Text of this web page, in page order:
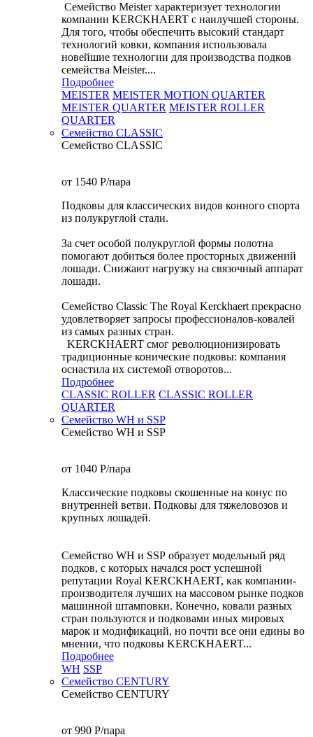
Семейство Meister характеризует технологии
компании KERCKHAERT с наилучшей стороны.
Для того, чтобы обеспечить высокий стандарт
технологий ковки, компания использовала
новейшие технологии для производства подков
семейства Meister....
Подробнее
MEISTER MEISTER MOTION QUARTER
MEISTER QUARTER MEISTER ROLLER
QUARTER
Семейство CLASSIC
Семейство CLASSIC
от 1540 P/пара
Подковы для классических видов конного спорта
из полукруглой стали.
За счет особой полукруглой формы полотна
помогают добиться более просторных движений
лошади. Снижают нагрузку на связочный аппарат
лошади.
Семейство Classic The Royal Kerckhaert прекрасно
удовлетворяет запросы профессионалов-ковалей
из самых разных стран.
KERCKHAERT смог революционизировать
традиционные конические подковы: компания
оснастила их системой отворотов...
Подробнее
CLASSIC ROLLER CLASSIC ROLLER
QUARTER
Семейство WH и SSP
Семейство WH и SSP
от 1040 P/пара
Классические подковы скошенные на конус по
внутренней ветви. Подковы для тяжеловозов и
крупных лошадей.
Семейство WH и SSP образует модельный ряд
подков, с которых начался рост успешной
репутации Royal KERCKHAERT, как компании-
производителя лучших на массовом рынке подков
машинной штамповки. Конечно, ковали разных
стран пользуются и подковами иных мировых
марок и модификаций, но почти все они едины во
мнении, что подковы KERCKHAERT...
Подробнее
WH SSP
Семейство CENTURY
Семейство CENTURY
от 990 P/пара